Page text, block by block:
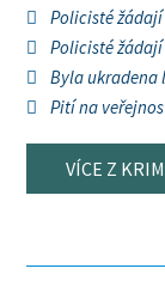
Policisté
Policisté
Byla ukradena
Pití na
VÍCE Z